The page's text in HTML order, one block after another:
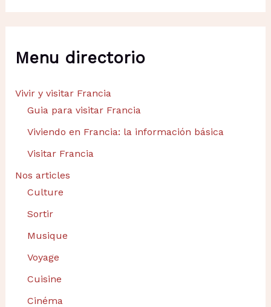
Menu directorio
Vivir y visitar Francia
Guia para visitar Francia
Viviendo en Francia: la información básica
Visitar Francia
Nos articles
Culture
Sortir
Musique
Voyage
Cuisine
Cinéma